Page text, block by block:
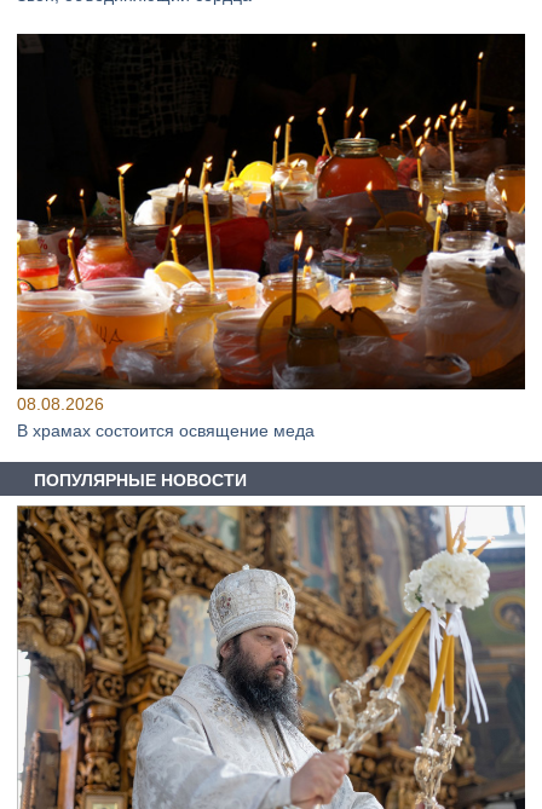
08.08.2026
В храмах состоится освящение меда
ПОПУЛЯРНЫЕ НОВОСТИ